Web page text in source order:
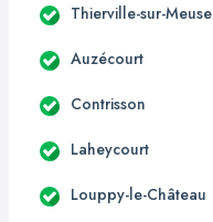
Thierville-sur-Meuse
Auzécourt
Contrisson
Laheycourt
Louppy-le-Château